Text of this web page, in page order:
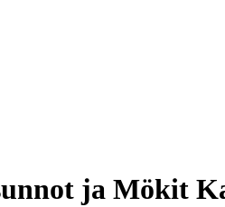
ja Mökit